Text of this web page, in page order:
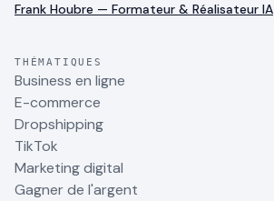
Frank Houbre — Formateur & Réalisateur IA
THÉMATIQUES
Business en ligne
E-commerce
Dropshipping
TikTok
Marketing digital
Gagner de l'argent